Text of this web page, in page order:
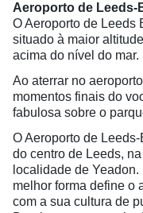
Aeroporto de Leeds-
O Aeroporto de Leeds
situado à maior
acima do nível do mar.
Ao aterrar no
momentos finais do
fabulosa sobre o
O Aeroporto de
do centro de Leeds,
localidade de
melhor forma define o
com a sua cultura de